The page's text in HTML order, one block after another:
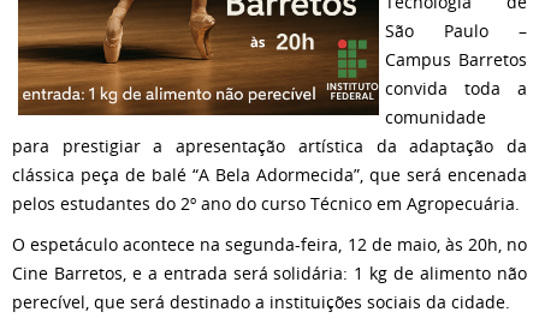
São Paulo –
Campus Barretos
convida toda a
comunidade
para prestigiar a apresentação artística da adaptação da
clássica peça de balé “A Bela Adormecida”, que será encenada
pelos estudantes do 2º ano do curso Técnico em Agropecuária.
O espetáculo acontece na segunda-feira, 12 de maio, às 20h, no
Cine Barretos, e a entrada será solidária: 1 kg de alimento não
perecível, que será destinado a instituições sociais da cidade.